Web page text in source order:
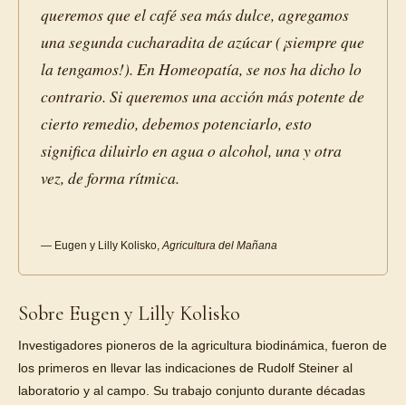
queremos que el café sea más dulce, agregamos
una segunda cucharadita de azúcar (¡siempre que
la tengamos!). En Homeopatía, se nos ha dicho lo
contrario. Si queremos una acción más potente de
cierto remedio, debemos potenciarlo, esto
significa diluirlo en agua o alcohol, una y otra
vez, de forma rítmica.
— Eugen y Lilly Kolisko,Agricultura del Mañana
Sobre Eugen y Lilly Kolisko
Investigadores pioneros de la agricultura biodinámica, fueron de
los primeros en llevar las indicaciones de Rudolf Steiner al
laboratorio y al campo. Su trabajo conjunto durante décadas